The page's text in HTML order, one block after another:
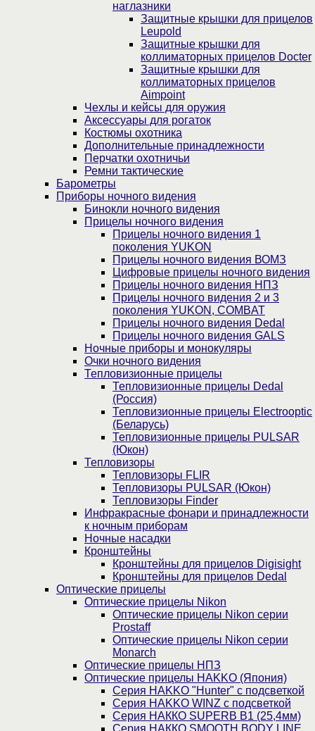
наглазники
Защитные крышки для прицелов
Leupold
Защитные крышки для
коллиматорных прицелов Docter
Защитные крышки для
коллиматорных прицелов
Aimpoint
Чехлы и кейсы для оружия
Аксессуары для рогаток
Костюмы охотника
Дополнительные принадлежности
Перчатки охотничьи
Ремни тактические
Барометры
Приборы ночного видения
Бинокли ночного видения
Прицелы ночного видения
Прицелы ночного видения 1
поколения YUKON
Прицелы ночного видения ВОМЗ
Цифровые прицелы ночного видения
Прицелы ночного видения НПЗ
Прицелы ночного видения 2 и 3
поколения YUKON, COMBAT
Прицелы ночного видения Dedal
Прицелы ночного видения GALS
Ночные приборы и монокуляры
Очки ночного видения
Тепловизионные прицелы
Тепловизионные прицелы Dedal
(Россия)
Тепловизионные прицелы Electrooptic
(Беларусь)
Тепловизионные прицелы PULSAR
(Юкон)
Тепловизоры
Тепловизоры FLIR
Тепловизоры PULSAR (Юкон)
Тепловизоры Finder
Инфракрасные фонари и принадлежности
к ночным приборам
Ночные насадки
Кронштейны
Кронштейны для прицелов Digisight
Кронштейны для прицелов Dedal
Оптические прицелы
Оптические прицелы Nikon
Оптические прицелы Nikon серии
Prostaff
Оптические прицелы Nikon серии
Monarch
Оптические прицелы НПЗ
Оптические прицелы HAKKO (Япония)
Cерия HAKKO "Hunter" с подсветкой
Серия НAKKO WINZ с подсветкой
Серия НАККО SUPERB B1 (25,4мм)